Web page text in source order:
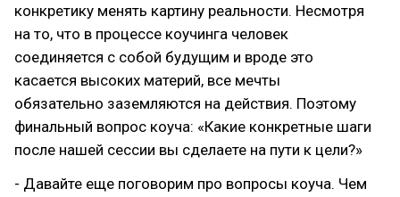
конкретику менять картину реальности. Несмотря
на то, что в процессе коучинга человек
соединяется с собой будущим и вроде это
касается высоких материй, все мечты
обязательно заземляются на действия. Поэтому
финальный вопрос коуча: «Какие конкретные шаги
после нашей сессии вы сделаете на пути к цели?»
- Давайте еще поговорим про вопросы коуча. Чем